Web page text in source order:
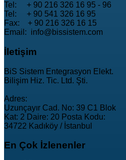
Tel: + 90 216 326 16 95 - 96
Tel: + 90 541 326 16 95
Fax: + 90 216 326 16 15
Email: info@bissistem.com
İletişim
BiS Sistem Entegrasyon Elekt.
Bilişim Hiz. Tic. Ltd. Şti.
Adres:
Uzunçayır Cad. No: 39 C1 Blok
Kat: 2 Daire: 20 Posta Kodu:
34722 Kadıköy / İstanbul
En Çok İzlenenler